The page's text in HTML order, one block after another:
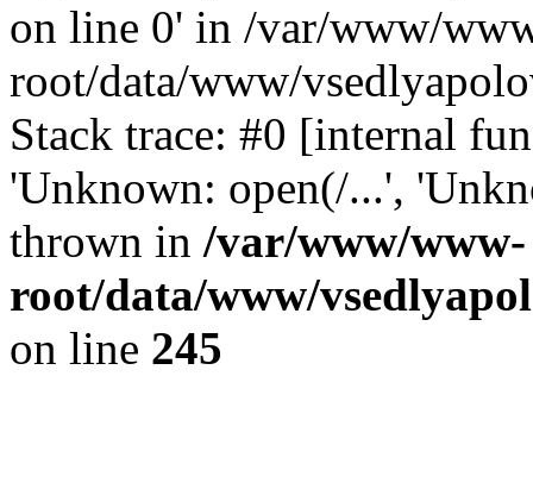
on line 0' in /var/www/
root/data/www/
Stack trace: #0 [internal
'Unknown: open(/...',
thrown in /var/www/www-
root/data/www/
on line 245